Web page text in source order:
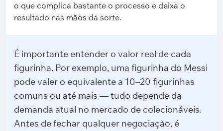
o que complica bastante o processo e deixa o
resultado nas mãos da sorte.
É importante entender o valor real de cada
figurinha. Por exemplo, uma figurinha do Messi
pode valer o equivalente a 10–20 figurinhas
comuns ou até mais — tudo depende da
demanda atual no mercado de colecionáveis.
Antes de fechar qualquer negociação, é